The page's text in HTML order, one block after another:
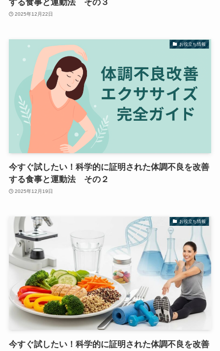
する食事と運動法 その３
2025年12月22日
お役立ち情報
今すぐ試したい！科学的に証明された体調不良を改善
する食事と運動法 その２
2025年12月19日
お役立ち情報
今すぐ試したい！科学的に証明された体調不良を改善